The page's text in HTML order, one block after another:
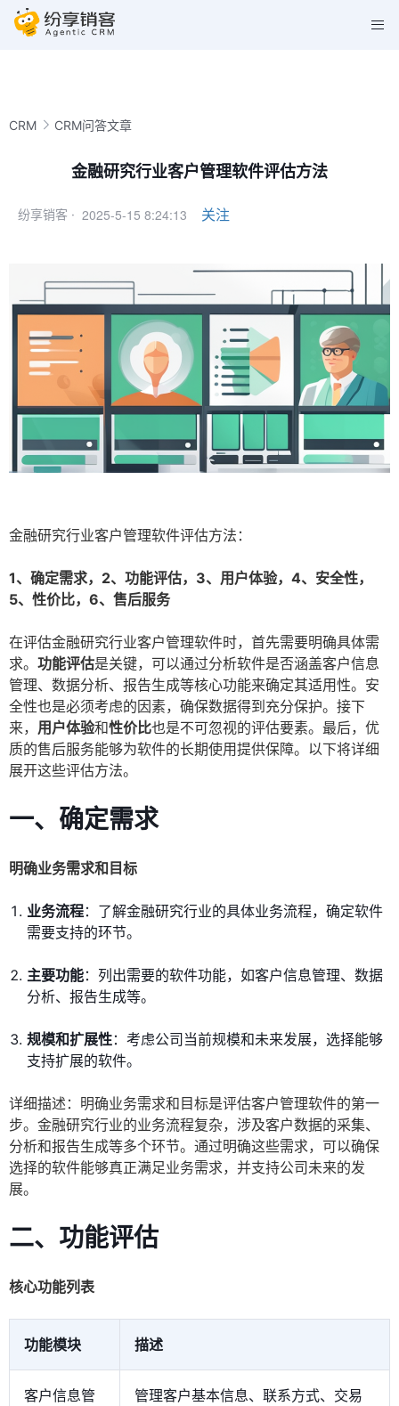
CRM CRM问答文章
金融研究行业客户管理软件评估方法
纷享销客 · 2025-5-15 8:24:13 关注
金融研究行业客户管理软件评估方法：
1、确定需求，2、功能评估，3、用户体验，4、安全性，
5、性价比，6、售后服务
在评估金融研究行业客户管理软件时，首先需要明确具体需
求。 功能评估是关键，可以通过分析软件是否涵盖客户信息
管理、数据分析、报告生成等核心功能来确定其适用性。安
全性也是必须考虑的因素，确保数据得到充分保护。接下
来， 用户体验和性价比也是不可忽视的评估要素。最后，优
质的售后服务能够为软件的长期使用提供保障。以下将详细
展开这些评估方法。
一、确定需求
明确业务需求和目标
业务流程：了解金融研究行业的具体业务流程，确定软件
需要支持的环节。
主要功能：列出需要的软件功能，如客户信息管理、数据
分析、报告生成等。
规模和扩展性：考虑公司当前规模和未来发展，选择能够
支持扩展的软件。
详细描述：明确业务需求和目标是评估客户管理软件的第一
步。金融研究行业的业务流程复杂，涉及客户数据的采集、
分析和报告生成等多个环节。通过明确这些需求，可以确保
选择的软件能够真正满足业务需求，并支持公司未来的发
展。
二、功能评估
核心功能列表
功能模块 描述
客户信息管
管理客户基本信息、联系方式、交易